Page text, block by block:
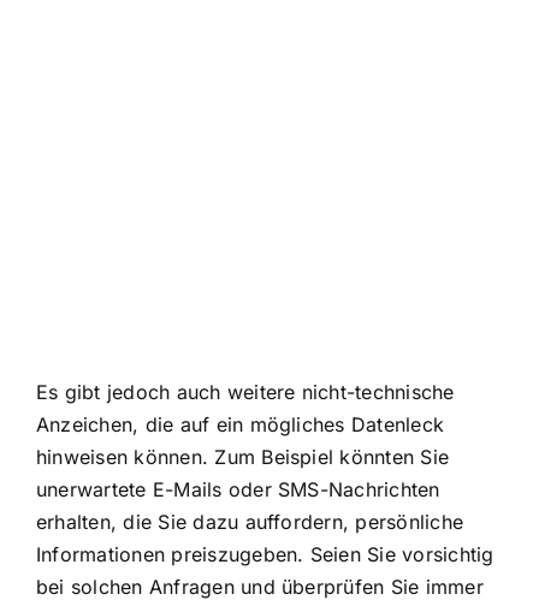
Es gibt jedoch auch weitere nicht-technische
Anzeichen, die auf ein mögliches Datenleck
hinweisen können. Zum Beispiel könnten Sie
unerwartete E-Mails oder SMS-Nachrichten
erhalten, die Sie dazu auffordern, persönliche
Informationen preiszugeben. Seien Sie vorsichtig
bei solchen Anfragen und überprüfen Sie immer